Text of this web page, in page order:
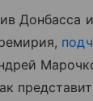
Донбасса